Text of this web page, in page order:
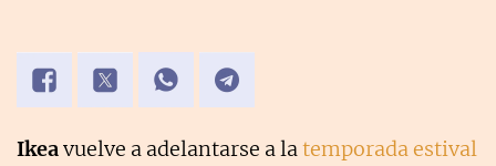
Ikeavuelve a adelantarse a latemporada estival